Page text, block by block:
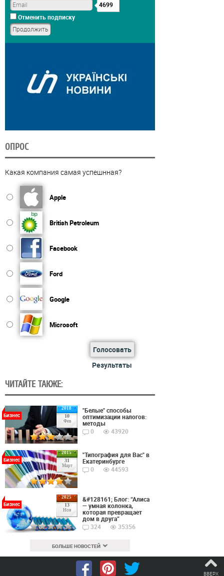
4699
Отменить подписку
ОПРОС
Какая компания самая успешнная?
Apple
British Petroleum
Facebook
Ford
Google
Microsoft
Голосовать
Результаты
ЧИТАЙТЕ ТАКЖЕ:
2018
10
Фев
Бизнес
"Белые" способы
оптимизации налогов:
методы
0
43920
2015
31
Март
Бизнес
"Типография для Вас" в
Екатеринбурге
0
44593
2025
13
Ноя
Бизнес
&#128161; Блог: “Алиса
— умная колонка,
которая превращает
дом в друга”
324
35356
БОЛЬШЕ НОВОСТЕЙ
ВВЕРХ